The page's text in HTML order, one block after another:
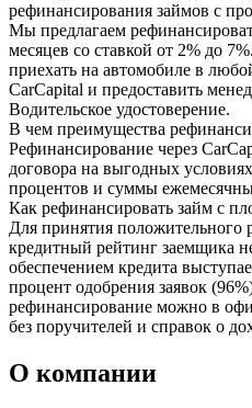
рефинансирования займов с
Мы предлагаем
месяцев со ставкой от 2% до
приехать на автомобиле в
CarCapital и предоставить
Водительское удостоверение.
В чем преимущества
Рефинансирование через
договора на выгодных
процентов и суммы
Как рефинансировать займ с
Для принятия положительного
кредитный рейтинг заемщика
обеспечением кредита
процент одобрения заявок
рефинансирование можно в
без поручителей и справок о
О компании